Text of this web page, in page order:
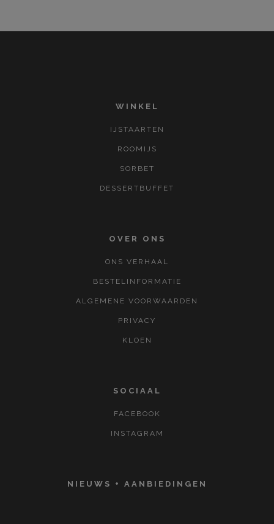
WINKEL
IJSTAARTEN
ROOMIJS
SORBET
DESSERTBUFFET
OVER ONS
ONS VERHAAL
BESTELINFORMATIE
ALGEMENE VOORWAARDEN
PRIVACY
KLOEN
SOCIAAL
FACEBOOK
INSTAGRAM
NIEUWS + AANBIEDINGEN